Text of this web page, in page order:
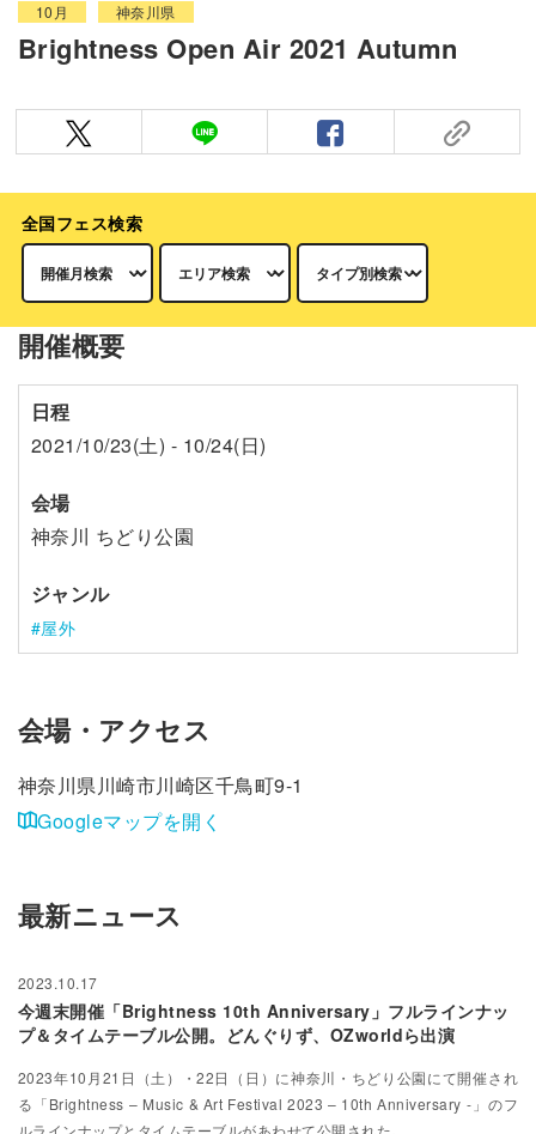
10月 神奈川県
Brightness Open Air 2021 Autumn
全国フェス検索
開催概要
日程
2021/10/23(土) - 10/24(日)
会場
神奈川 ちどり公園
ジャンル
屋外
会場・アクセス
神奈川県川崎市川崎区千鳥町9-1
Googleマップを開く
最新ニュース
2023.10.17
今週末開催「Brightness 10th Anniversary」フルラインナッ
プ＆タイムテーブル公開。どんぐりず、OZworldら出演
2023年10月21日（土）・22日（日）に神奈川・ちどり公園にて開催され
る「Brightness – Music & Art Festival 2023 – 10th Anniversary -」のフ
ルラインナップとタイムテーブルがあわせて公開された。